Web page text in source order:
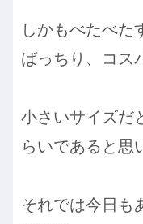
しかもべたべた
ばっちり、コス
小さいサイズだ
らいであると思
それでは今日も